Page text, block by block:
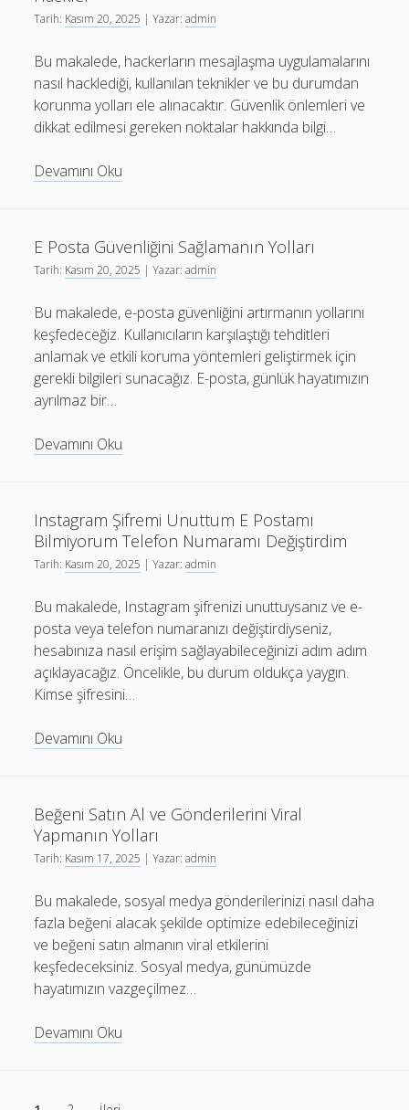
Tarih: Kasım 20, 2025 | Yazar:admin
Bu makalede, hackerların mesajlaşma uygulamalarını
nasıl hacklediği, kullanılan teknikler ve bu durumdan
korunma yolları ele alınacaktır. Güvenlik önlemleri ve
dikkat edilmesi gereken noktalar hakkında bilgi…
Devamını Oku
Nasıl
Hackler
E Posta Güvenliğini Sağlamanın Yolları
Tarih: Kasım 20, 2025 | Yazar:admin
Bu makalede, e-posta güvenliğini artırmanın yollarını
keşfedeceğiz. Kullanıcıların karşılaştığı tehditleri
anlamak ve etkili koruma yöntemleri geliştirmek için
gerekli bilgileri sunacağız. E-posta, günlük hayatımızın
ayrılmaz bir…
Devamını Oku
Sağlamanın
Yolları
Instagram Şifremi Unuttum E Postamı
Bilmiyorum Telefon Numaramı Değiştirdim
Tarih: Kasım 20, 2025 | Yazar:admin
Bu makalede, Instagram şifrenizi unuttuysanız ve e-
posta veya telefon numaranızı değiştirdiyseniz,
hesabınıza nasıl erişim sağlayabileceğinizi adım adım
açıklayacağız. Öncelikle, bu durum oldukça yaygın.
Kimse şifresini…
Devamını Oku
Postamı
Bilmiyorum
Telefon
Numaramı
Değiştirdim
Beğeni Satın Al ve Gönderilerini Viral
Yapmanın Yolları
Tarih: Kasım 17, 2025 | Yazar:admin
Bu makalede, sosyal medya gönderilerinizi nasıl daha
fazla beğeni alacak şekilde optimize edebileceğinizi
ve beğeni satın almanın viral etkilerini
keşfedeceksiniz. Sosyal medya, günümüzde
hayatımızın vazgeçilmez…
Devamını Oku